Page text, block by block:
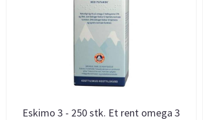
Eskimo 3 - 250 stk. Et rent omega 3